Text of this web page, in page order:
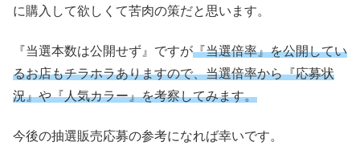
に購入して欲しくて苦肉の策だと思います。
『当選本数は公開せず』ですが『当選倍率』を公開してい
るお店もチラホラありますので、当選倍率から『応募状
況』や『人気カラー』を考察してみます。
今後の抽選販売応募の参考になれば幸いです。